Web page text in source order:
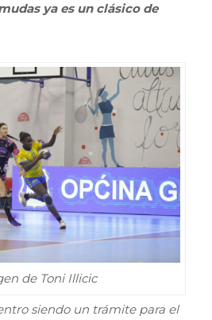
ya es un clásico de
de Toni Illicic
siendo un trámite para el